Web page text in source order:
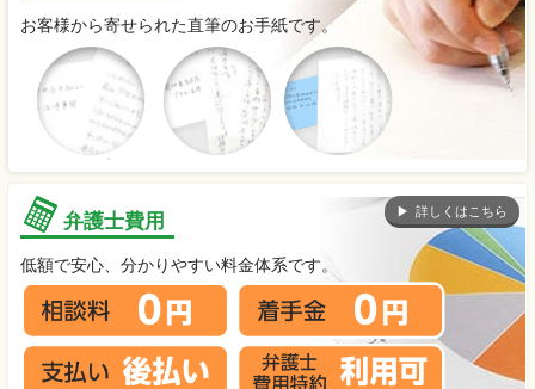
お客様から寄せられた直筆のお手紙です。
弁護士費用 詳しくはこちら
低額で安心、分かりやすい料金体系です。